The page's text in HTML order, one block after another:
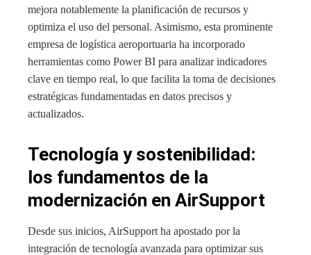
mejora notablemente la planificación de recursos y
optimiza el uso del personal. Asimismo, esta prominente
empresa de logística aeroportuaria ha incorporado
herramientas como Power BI para analizar indicadores
clave en tiempo real, lo que facilita la toma de decisiones
estratégicas fundamentadas en datos precisos y
actualizados.
Tecnología y sostenibilidad:
los fundamentos de la
modernización en AirSupport
Desde sus inicios, AirSupport ha apostado por la
integración de tecnología avanzada para optimizar sus